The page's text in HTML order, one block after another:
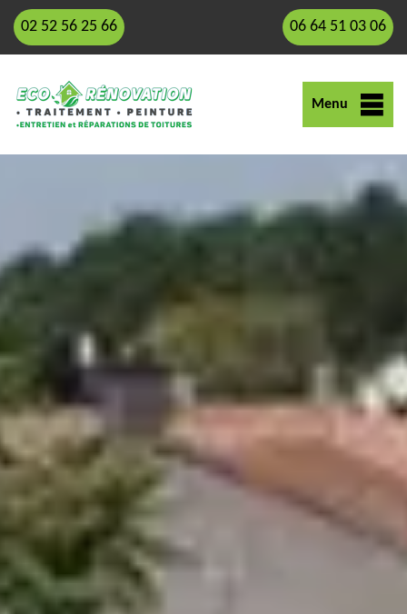
02 52 56 25 66 06 64 51 03 06
Menu